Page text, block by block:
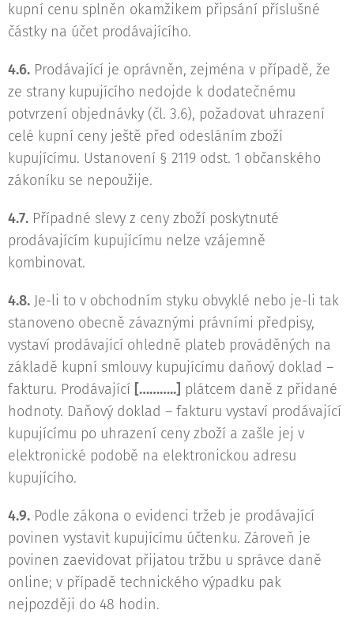
kupní cenu splněn okamžikem připsání příslušné
částky na účet prodávajícího.
4.6. Prodávající je oprávněn, zejména v případě, že
ze strany kupujícího nedojde k dodatečnému
potvrzení objednávky (čl. 3.6), požadovat uhrazení
celé kupní ceny ještě před odesláním zboží
kupujícímu. Ustanovení § 2119 odst. 1 občanského
zákoníku se nepoužije.
4.7. Případné slevy z ceny zboží poskytnuté
prodávajícím kupujícímu nelze vzájemně
kombinovat.
4.8. Je-li to v obchodním styku obvyklé nebo je-li tak
stanoveno obecně závaznými právními předpisy,
vystaví prodávající ohledně plateb prováděných na
základě kupní smlouvy kupujícímu daňový doklad –
fakturu. Prodávající [………..] plátcem daně z přidané
hodnoty. Daňový doklad – fakturu vystaví prodávající
kupujícímu po uhrazení ceny zboží a zašle jej v
elektronické podobě na elektronickou adresu
kupujícího.
4.9. Podle zákona o evidenci tržeb je prodávající
povinen vystavit kupujícímu účtenku. Zároveň je
povinen zaevidovat přijatou tržbu u správce daně
online; v případě technického výpadku pak
nejpozději do 48 hodin.